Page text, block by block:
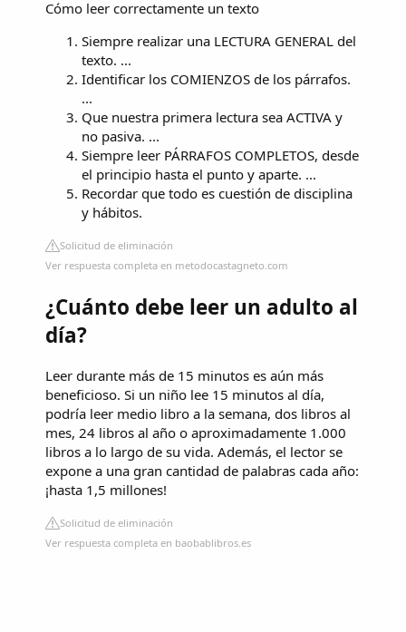
Cómo leer correctamente un texto
Siempre realizar una LECTURA GENERAL del
texto. ...
Identificar los COMIENZOS de los párrafos.
...
Que nuestra primera lectura sea ACTIVA y
no pasiva. ...
Siempre leer PÁRRAFOS COMPLETOS, desde
el principio hasta el punto y aparte. ...
Recordar que todo es cuestión de disciplina
y hábitos.
Solicitud de eliminación
Ver respuesta completa en metodocastagneto.com
¿Cuánto debe leer un adulto al
día?
Leer durante más de 15 minutos es aún más
beneficioso. Si un niño lee 15 minutos al día,
podría leer medio libro a la semana, dos libros al
mes, 24 libros al año o aproximadamente 1.000
libros a lo largo de su vida. Además, el lector se
expone a una gran cantidad de palabras cada año:
¡hasta 1,5 millones!
Solicitud de eliminación
Ver respuesta completa en baobablibros.es